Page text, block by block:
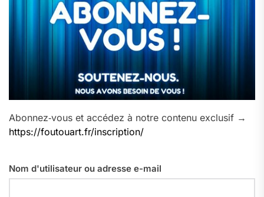
Abonnez‑vous et accédez à notre contenu exclusif →
https://foutouart.fr/inscription/
Nom d'utilisateur ou adresse e-mail